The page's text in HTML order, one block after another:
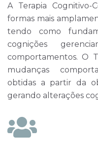
A Terapia
formas mais
tendo como
cognições
comportamentos. O
mudanças
obtidas a partir da
gerando alterações